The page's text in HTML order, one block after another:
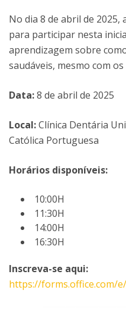
No dia 8 de abril de
para participar nesta
aprendizagem sobre
saudáveis, mesmo com os
Data:8 de abril de 2025
Local:Clínica Dentária
Católica Portuguesa
Horários disponíveis:
10:00H
11:30H
14:00H
16:30H
Inscreva-se aqui:
https://forms.office.com/